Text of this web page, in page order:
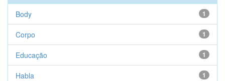
1
Body
1
Corpo
1
Educação
1
Habla